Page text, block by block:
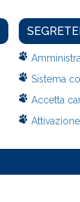
Sistema
Accetta